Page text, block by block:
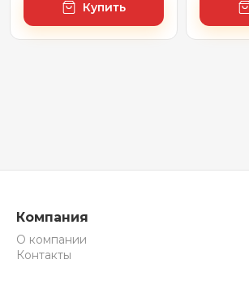
Купить
Компания
О компании
Контакты